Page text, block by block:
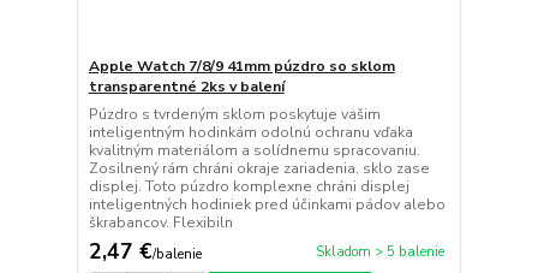
Apple Watch 7/8/9 41mm púzdro so sklom
transparentné 2ks v balení
Púzdro s tvrdeným sklom poskytuje vašim
inteligentným hodinkám odolnú ochranu vďaka
kvalitným materiálom a solídnemu spracovaniu.
Zosilnený rám chráni okraje zariadenia, sklo zase
displej. Toto púzdro komplexne chráni displej
inteligentných hodiniek pred účinkami pádov alebo
škrabancov. Flexibiln
2,47 €/balenie Skladom > 5 balenie